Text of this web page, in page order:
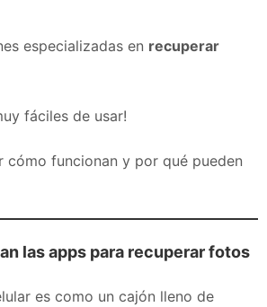
especializadas en recuperar
fáciles de usar!
cómo funcionan y por qué pueden
las apps para recuperar fotos
es como un cajón lleno de